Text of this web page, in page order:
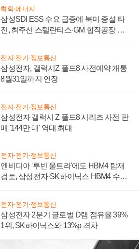
화학·에너지
삼성SDI ESS 수요 급증에 북미 증설 타
진, 최주선 스텔란티스·GM 합작공장 건
전자·전기·정보통신
삼성전자, 갤럭시Z 폴드8 사전예약 개통
8월31일까지 연장
전자·전기·정보통신
삼성전자 갤럭시 Z 폴드8 시리즈 사전 판
매 '144만 대' 역대 최대
전자·전기·정보통신
엔비디아 '루빈 울트라'에도 HBM4 탑재
검토, 삼성전자·SK하이닉스 HBM4 수율
전자·전기·정보통신
삼성전자 2분기 글로벌 D램 점유율 39%
1위, SK하이닉스와 13%p 격차